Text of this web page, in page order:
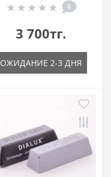
0
3 700тг.
ОЖИДАНИЕ 2-3 ДНЯ